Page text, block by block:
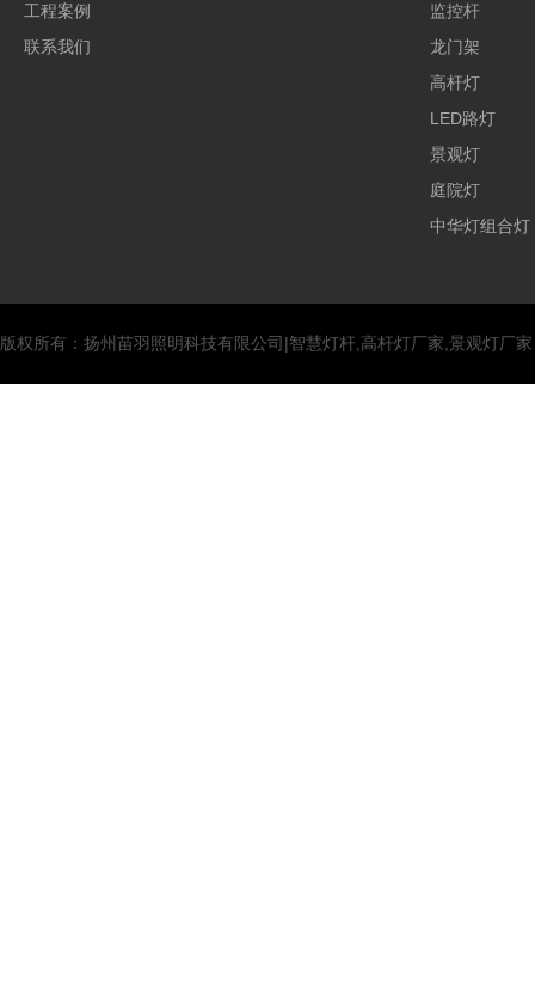
工程案例
联系我们
监控杆
龙门架
高杆灯
LED路灯
景观灯
庭院灯
中华灯组合灯
版权所有：扬州苗羽照明科技有限公司|智慧灯杆,高杆灯厂家,景观灯厂家